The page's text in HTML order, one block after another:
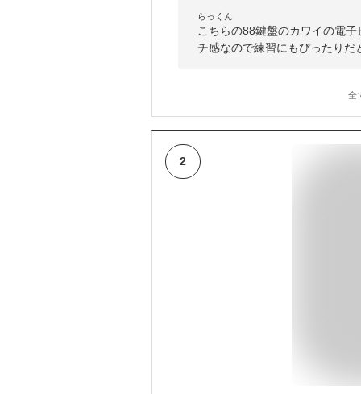
らっくん
こちらの88鍵盤のカワイの電
チ感なので練習にもぴったり
全
2